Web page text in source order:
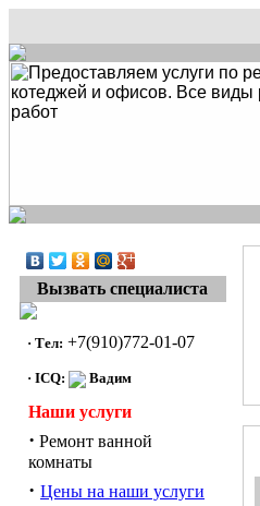
Вызвать специалиста
· Тел: +7(910)772-01-07
· ICQ: Вадим
Наши услуги
· Ремонт ванной
комнаты
· Цены на наши услуги